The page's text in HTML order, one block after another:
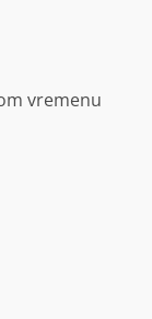
vremenu